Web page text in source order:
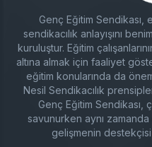
Genç Eğitim
sendikacılık anlayışını
kuruluştur. Eğitim
altına almak için faaliyet
eğitim konularında da
Nesil Sendikacılık
Genç Eğitim Sendikası,
savunurken aynı
gelişmenin